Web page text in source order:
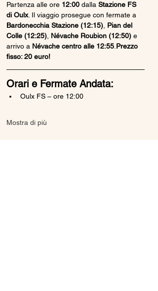
Partenza alle ore 12:00 dalla Stazione FS
di Oulx. Il viaggio prosegue con fermate a
Bardonecchia Stazione (12:15) Pian del
Colle (12:25) Névache Roubion (12:50) e
arrivo a Névache centro alle 12:55 Prezzo
fisso: 20 euro!
Orari e Fermate Andata:
Oulx FS – ore 12:00
Mostra di più